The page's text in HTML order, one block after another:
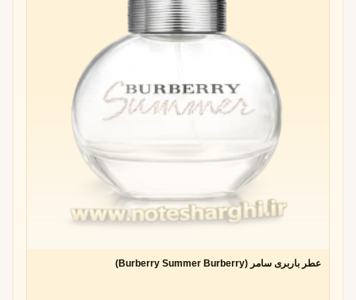
عطر باربری سامر (Burberry Summer Burberry)